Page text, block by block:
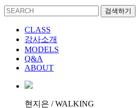
검색하기
CLASS
강사소개
MODELS
Q&A
ABOUT
현지은 / WALKING